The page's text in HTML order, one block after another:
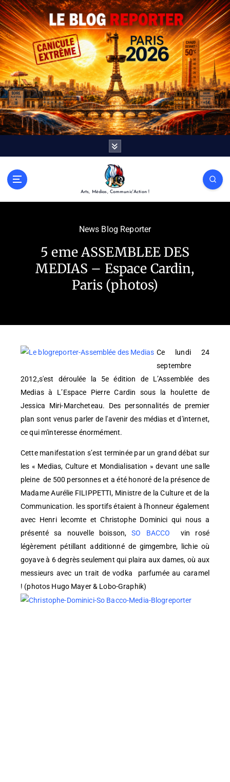
Arts, Médias, Communic'Action !
News Blog Reporter
5 eme ASSEMBLEE DES
MEDIAS – Espace Cardin,
Paris (photos)
Ce lundi 24
septembre
2012,s'est déroulée la 5e édition de L’Assemblée des
Medias à L’Espace Pierre Cardin sous la houlette de
Jessica Miri-Marcheteau. Des personnalités de premier
plan sont venus parler de l'avenir des médias et d'internet,
ce qui m'interesse énormément.
Cette manifestation s’est terminée par un grand débat sur
les « Medias, Culture et Mondialisation » devant une salle
pleine de 500 personnes et a été honoré de la présence de
Madame Aurélie FILIPPETTI, Ministre de la Culture et de la
Communication. les sportifs étaient à l'honneur également
avec Henri lecomte et Christophe Dominici qui nous a
présenté sa nouvelle boisson, SO BACCO
vin rosé
légèrement pétillant additionné de gimgembre, lichie où
goyave à 6 degrès seulement qui plaira aux dames, où aux
messieurs avec un trait de vodka parfumée au caramel
! (photos Hugo Mayer & Lobo-Graphik)